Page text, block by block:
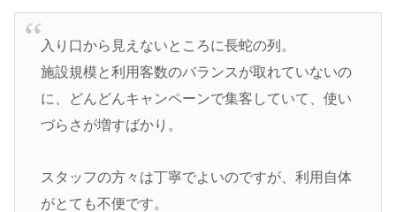
入り口から見えないところに長蛇の列。
施設規模と利用客数のバランスが取れていないの
に、どんどんキャンペーンで集客していて、使い
づらさが増すばかり。
スタッフの方々は丁寧でよいのですが、利用自体
がとても不便です。